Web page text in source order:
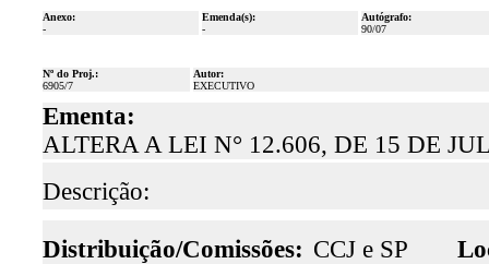
Anexo:
-
Emenda(s):
-
Autógrafo:
90/07
Nº do Proj.:
6905/7
Autor:
EXECUTIVO
Ementa:
ALTERA A LEI N° 12.606, DE 15 DE
Descrição:
Distribuição/Comissões: CCJ e SP